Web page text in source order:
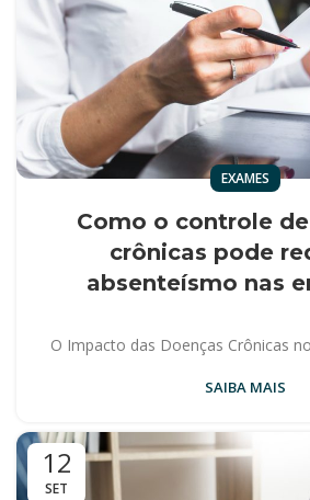
EXAMES
Como o controle
crônicas pode
absenteísmo nas
O Impacto das Doenças Crônicas
SAIBA MAIS
12
SET